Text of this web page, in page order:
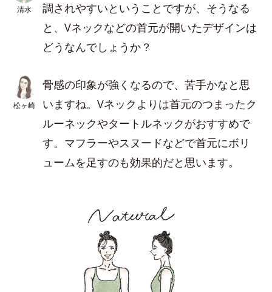
清水
調されやすいということですが、そうなる
と、Vネックなどの首元が開いたデザインは
どうなんでしょうか？
松ヶ崎
骨感の印象が強くなるので、苦手かなと思
いますね。Vネックよりは首元のつまったク
ルーネックやタートルネックがおすすめで
す。マフラーやスヌードなどで首元にボリ
ュームを足すのも効果的だと思います。